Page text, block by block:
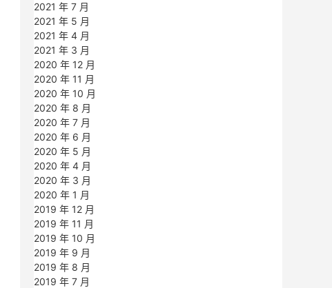
2021 年 7 月
2021 年 5 月
2021 年 4 月
2021 年 3 月
2020 年 12 月
2020 年 11 月
2020 年 10 月
2020 年 8 月
2020 年 7 月
2020 年 6 月
2020 年 5 月
2020 年 4 月
2020 年 3 月
2020 年 1 月
2019 年 12 月
2019 年 11 月
2019 年 10 月
2019 年 9 月
2019 年 8 月
2019 年 7 月